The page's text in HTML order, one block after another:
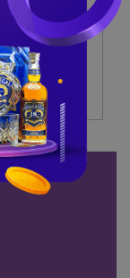
Glen Carlou
Shiraz
5.00
of 5
₫